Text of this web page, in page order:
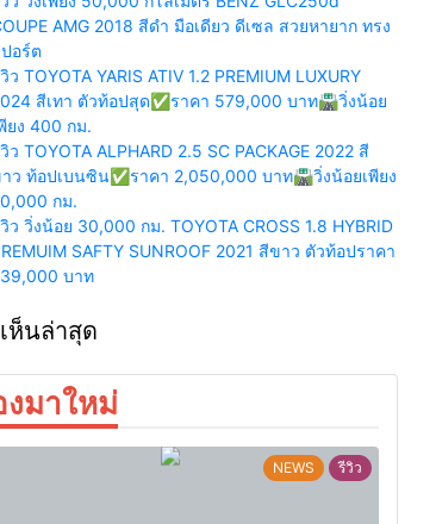
AMG 2018 สีดำ มือเดียว ดีเซล สวยหายาก ทรง
อร์ต
ว TOYOTA YARIS ATIV 1.2 PREMIUM LUXURY
สีเทา ตัวท้อปสุด✅ราคา 579,000 บาท🛣️วิ่งน้อย
ยง 400 กม.
ว TOYOTA ALPHARD 2.5 SC PACKAGE 2022 สี
ว ท้อปเบนซิน✅ราคา 2,050,000 บาท🛣️วิ่งน้อยเพียง
กม.
ว วิ่งน้อย 30,000 กม. TOYOTA CROSS 1.8 HYBRID
SAFTY SUNROOF 2021 สีขาว ตัวท้อปราคา
บาท
ห็นล่าสุด
งมาใหม่
NEWS รีวิว